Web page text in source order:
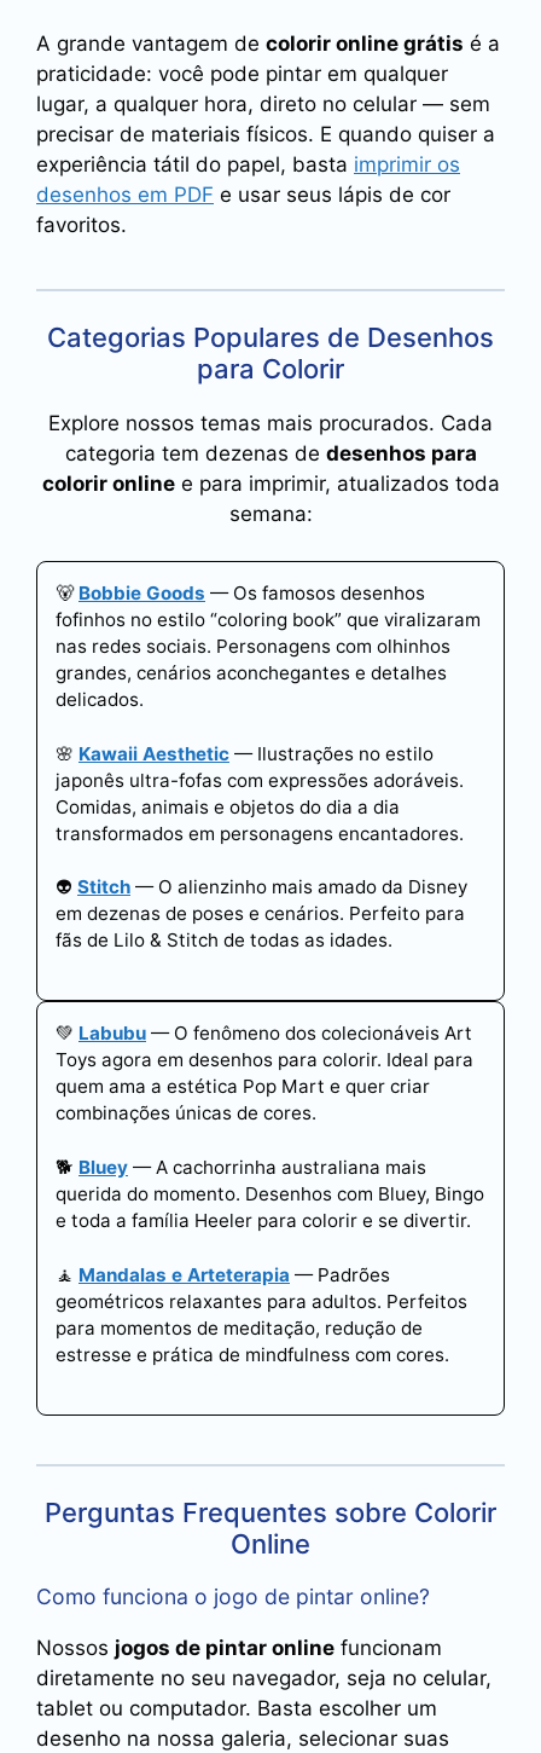
A grande vantagem de colorir online grátis é a
praticidade: você pode pintar em qualquer
lugar, a qualquer hora, direto no celular — sem
precisar de materiais físicos. E quando quiser a
experiência tátil do papel, basta imprimir os
desenhos em PDF e usar seus lápis de cor
favoritos.
Categorias Populares de Desenhos
para Colorir
Explore nossos temas mais procurados. Cada
categoria tem dezenas de desenhos para
colorir onlinee para imprimir, atualizados toda
semana:
🐻 Bobbie Goods — Os famosos desenhos
fofinhos no estilo “coloring book” que viralizaram
nas redes sociais. Personagens com olhinhos
grandes, cenários aconchegantes e detalhes
delicados.
🌸 Kawaii Aesthetic — Ilustrações no estilo
japonês ultra-fofas com expressões adoráveis.
Comidas, animais e objetos do dia a dia
transformados em personagens encantadores.
👽 Stitch — O alienzinho mais amado da Disney
em dezenas de poses e cenários. Perfeito para
fãs de Lilo & Stitch de todas as idades.
💚 Labubu — O fenômeno dos colecionáveis Art
Toys agora em desenhos para colorir. Ideal para
quem ama a estética Pop Mart e quer criar
combinações únicas de cores.
🐕 Bluey — A cachorrinha australiana mais
querida do momento. Desenhos com Bluey, Bingo
e toda a família Heeler para colorir e se divertir.
🧘 Mandalas e Arteterapia — Padrões
geométricos relaxantes para adultos. Perfeitos
para momentos de meditação, redução de
estresse e prática de mindfulness com cores.
Perguntas Frequentes sobre Colorir
Online
Como funciona o jogo de pintar online?
Nossos jogos de pintar online funcionam
diretamente no seu navegador, seja no celular,
tablet ou computador. Basta escolher um
desenho na nossa galeria, selecionar suas